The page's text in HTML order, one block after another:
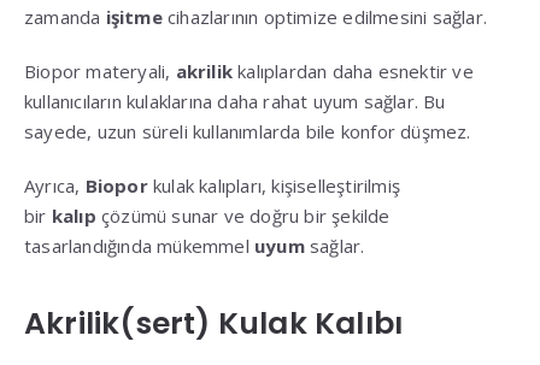
zamanda işitmecihazlarının optimize edilmesini sağlar.
Biopor materyali, akrilik kalıplardan daha esnektir ve
kullanıcıların kulaklarına daha rahat uyum sağlar. Bu
sayede, uzun süreli kullanımlarda bile konfor düşmez.
Ayrıca, Bioporkulak kalıpları, kişiselleştirilmiş
bir kalıp çözümü sunar ve doğru bir şekilde
tasarlandığında mükemmel uyumsağlar.
Akrilik(sert) Kulak Kalıbı